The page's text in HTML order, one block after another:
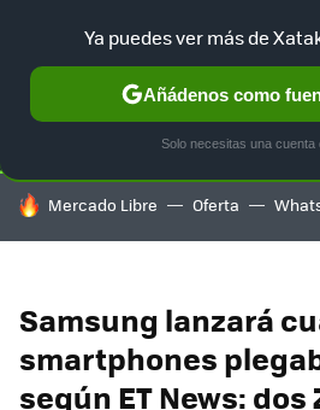
SELECCIÓN GAMING HOME
HOY SE HABLA DE
Mercado Libre Oferta
Samsung lanzará
smartphones
según ET News: dos
Ya puedes ver más de
Añádenos como
Solo necesitas una cuenta